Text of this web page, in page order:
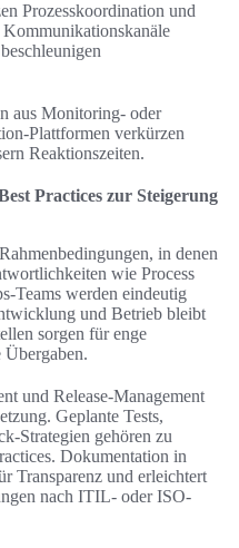
Prozesskoordination und
Kommunikationskanäle
aus Monitoring- oder
Plattformen verkürzen
Reaktionszeiten.
Practices zur Steigerung
in denen
wie Process
Teams werden eindeutig
und Betrieb bleibt
sorgen für enge
Übergaben.
und Release-Management
Geplante Tests,
Strategien gehören zu
Dokumentation in
Transparenz und erleichtert
nach ITIL- oder ISO-